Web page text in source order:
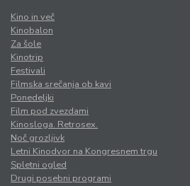
Kino in več
Kinobalon
Za šole
Kinotrip
Festivali
Filmska srečanja ob kavi
Ponedeljki
Film pod zvezdami
Kinosloga. Retrosex.
Noč grozljivk
Letni Kinodvor na Kongresnem trgu
Spletni ogled
Drugi posebni programi